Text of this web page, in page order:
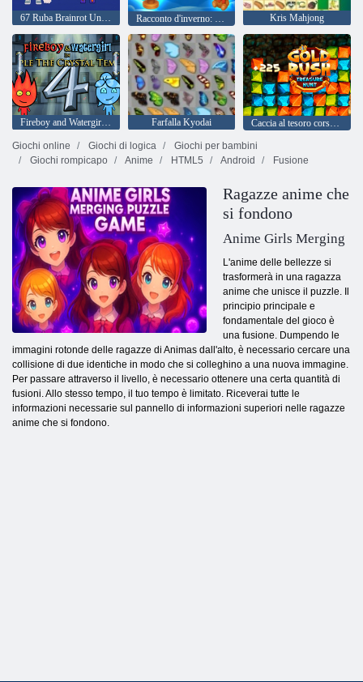
67 Ruba Brainrot Unisci il gioco Racconto d'inverno: segreti e fusioni Kris Mahjong
Fireboy and Watergirl 4: Tempio di Cristallo Farfalla Kyodai
Caccia al tesoro corsa all'oro
Giochi online
Giochi di logica
Giochi per bambini
Giochi rompicapo
Anime HTML5 Android Fusione
Ragazze anime che
si fondono
Anime Girls Merging
L'anime delle bellezze si
trasformerà in una ragazza
anime che unisce il puzzle. Il
principio principale e
fondamentale del gioco è
una fusione. Dumpendo le
immagini rotonde delle ragazze di Animas dall'alto, è necessario cercare una
collisione di due identiche in modo che si colleghino a una nuova immagine.
Per passare attraverso il livello, è necessario ottenere una certa quantità di
fusioni. Allo stesso tempo, il tuo tempo è limitato. Riceverai tutte le
informazioni necessarie sul pannello di informazioni superiori nelle ragazze
anime che si fondono.